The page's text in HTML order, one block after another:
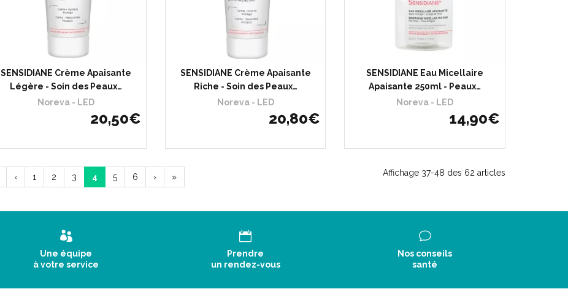
SENSIDIANE Crème Apaisante
Légère - Soin des Peaux…
Noreva - LED
20,50€
SENSIDIANE Crème Apaisante
Riche - Soin des Peaux…
Noreva - LED
20,80€
SENSIDIANE Eau Micellaire
Apaisante 250ml - Peaux…
Noreva - LED
14,90€
‹ 1 2 3 4 5 6 › » Affichage 37-48 des 62 articles
Une équipe
à votre service
Prendre
un rendez-vous
Nos conseils
santé